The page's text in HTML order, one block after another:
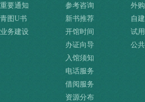
重要通知
青图U书
业务建设
参考咨询
新书推荐
开馆时间
办证向导
入馆须知
电话服务
借阅服务
资源分布
外
自
试
公